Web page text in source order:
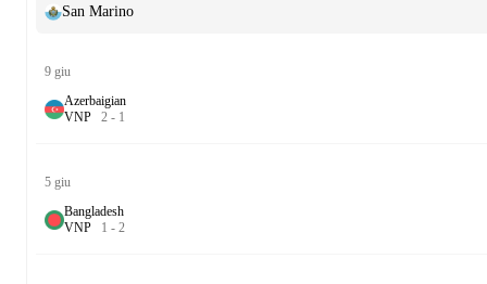
San Marino
9 giu
Azerbaigian
VNP 2 - 1
5 giu
Bangladesh
VNP 1 - 2